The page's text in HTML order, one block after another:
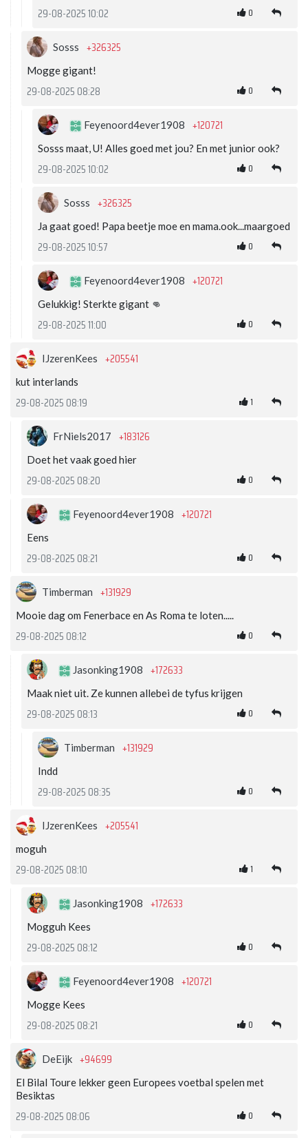
29-08-2025 10:02 0
Sosss +326325
Mogge gigant!
29-08-2025 08:28 0
Feyenoord4ever1908 +120721
Sosss maat, U! Alles goed met jou? En met junior ook?
29-08-2025 10:02 0
Sosss +326325
Ja gaat goed! Papa beetje moe en mama.ook...maargoed
29-08-2025 10:57 0
Feyenoord4ever1908 +120721
Gelukkig! Sterkte gigant 👊
29-08-2025 11:00 0
IJzerenKees +205541
kut interlands
29-08-2025 08:19 1
FrNiels2017 +183126
Doet het vaak goed hier
29-08-2025 08:20 0
Feyenoord4ever1908 +120721
Eens
29-08-2025 08:21 0
Timberman +131929
Mooie dag om Fenerbace en As Roma te loten.....
29-08-2025 08:12 0
Jasonking1908 +172633
Maak niet uit. Ze kunnen allebei de tyfus krijgen
29-08-2025 08:13 0
Timberman +131929
Indd
29-08-2025 08:35 0
IJzerenKees +205541
moguh
29-08-2025 08:10 1
Jasonking1908 +172633
Mogguh Kees
29-08-2025 08:12 0
Feyenoord4ever1908 +120721
Mogge Kees
29-08-2025 08:21 0
DeEijk +94699
El Bilal Toure lekker geen Europees voetbal spelen met
Besiktas
29-08-2025 08:06 0